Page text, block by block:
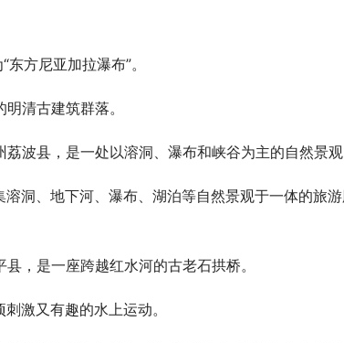
方尼亚加拉瀑布”。
清古建筑群落。
波县，是一处以溶洞、瀑布和峡谷为主的自然景
洞、地下河、瀑布、湖泊等自然景观于一体的旅
，是一座跨越红水河的古老石拱桥。
激又有趣的水上运动。